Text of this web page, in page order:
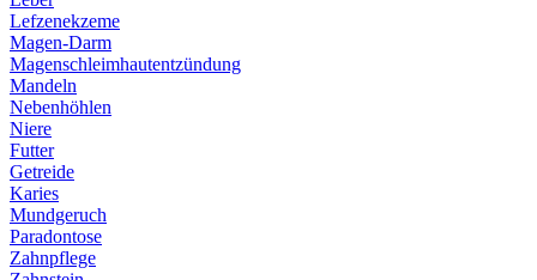
Lefzenekzeme
Magen-Darm
Magenschleimhautentzündung
Mandeln
Nebenhöhlen
Niere
Futter
Getreide
Karies
Mundgeruch
Paradontose
Zahnpflege